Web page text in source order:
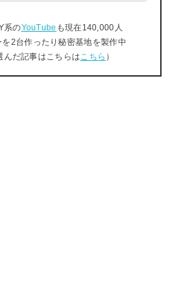
系のYouTube も現在140,000人
2台作ったり秘密基地を製作中
んだ記事はこちらは こちら ）